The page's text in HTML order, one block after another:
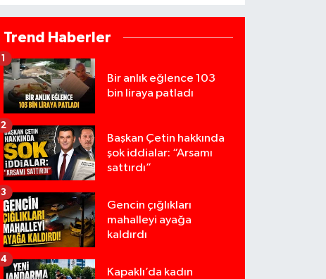
Trend Haberler
Bir anlık eğlence 103
bin liraya patladı
1
Başkan Çetin hakkında
şok iddialar: “Arsamı
sattırdı”
2
Gencin çığlıkları
mahalleyi ayağa
kaldırdı
3
Kapaklı’da kadın
4